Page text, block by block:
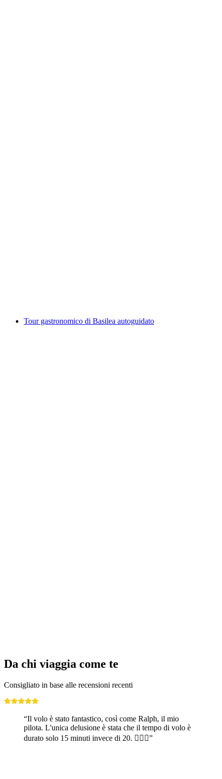
Tour gastronomico di Basilea autoguidato
Da chi viaggia come te
Consigliato in base alle recensioni recenti
“Il volo è stato fantastico, così come Ralph, il mio
pilota. L'unica delusione è stata che il tempo di volo è
durato solo 15 minuti invece di 20. 🤷🏼‍♂️”